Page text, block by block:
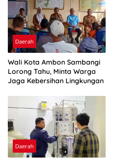
Daerah
Wali Kota Ambon Sambangi
Lorong Tahu, Minta Warga
Jaga Kebersihan Lingkungan
Daerah